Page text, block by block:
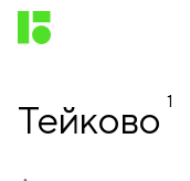
Тейково 1